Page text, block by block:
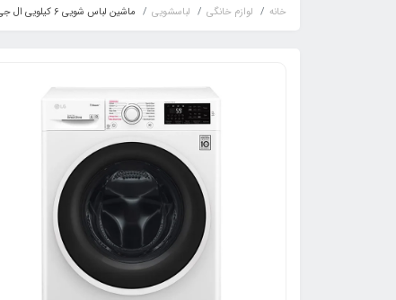
خانه لوازم خانگی لباسشویی ماشین لباس شویی 6 کیلویی ال جی مدل *WM-623